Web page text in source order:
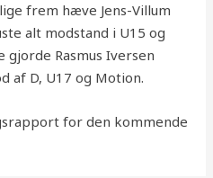
frem hæve Jens-Villum
alt modstand i U15 og
gjorde Rasmus Iversen
af D, U17 og Motion.
for den kommende